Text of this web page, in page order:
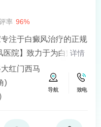
率 96%
注于白癜风治疗的正规
医院】致力于为白癜风
医院拥有一支经验丰
括多名白癜风诊疗经验
详情
红门西马
)
导航 致电